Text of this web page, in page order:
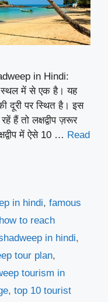
in Hindi:
स्थल में से एक है। यह
दूरी पर स्थित है। इस
हैं तो लक्षद्वीप ज़रूर
में ऐसे 10 … Read
in hindi,famous
how to reach
in hindi,
tour plan,
tourism in
, top 10 tourist